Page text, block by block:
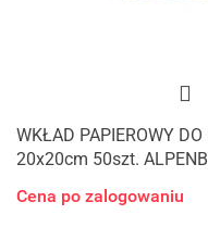
WKŁAD PAPIEROWY
20x20cm 50szt.
Cena po zalogowaniu